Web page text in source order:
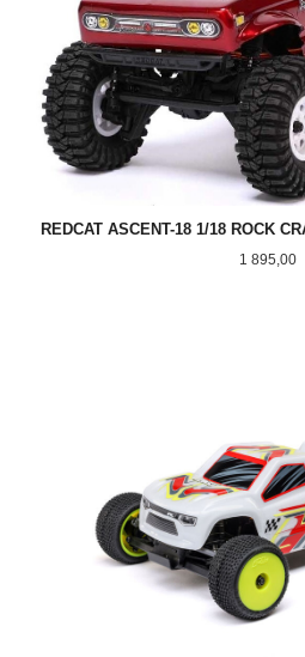
REDCAT ASCENT-18 1/18 ROCK
Pris
1 895,00